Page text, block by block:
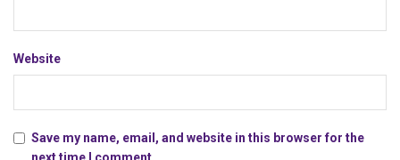
Website
Save my name, email, and website in this browser for the